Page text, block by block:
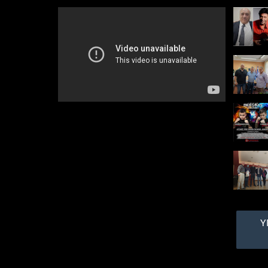
σκύλων σε βάρος
πολιτών, στη
περιστατικό επίθεσης